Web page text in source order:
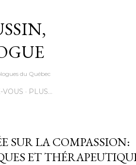
du Québec
PLUS…
SUR LA COMPASSION:
ET